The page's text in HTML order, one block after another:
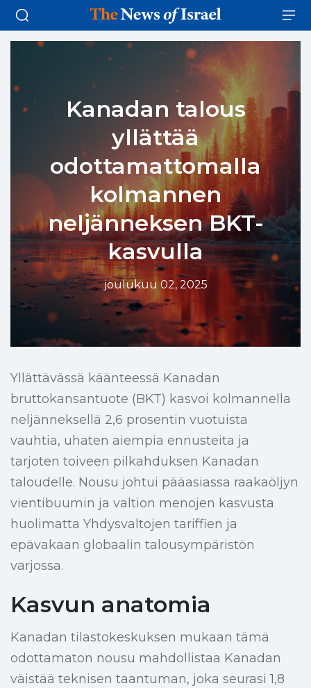
Kanadan talous
yllättää
odottamattomalla
kolmannen
neljänneksen BKT-
kasvulla
joulukuu 02, 2025
Yllättävässä käänteessä Kanadan
bruttokansantuote (BKT) kasvoi kolmannella
neljänneksellä 2,6 prosentin vuotuista
vauhtia, uhaten aiempia ennusteita ja
tarjoten toiveen pilkahduksen Kanadan
taloudelle. Nousu johtui pääasiassa raakaöljyn
vientibuumin ja valtion menojen kasvusta
huolimatta Yhdysvaltojen tariffien ja
epävakaan globaalin talousympäristön
varjossa.
Kasvun anatomia
Kanadan tilastokeskuksen mukaan tämä
odottamaton nousu mahdollistaa Kanadan
väistää teknisen taantuman, joka seurasi 1,8